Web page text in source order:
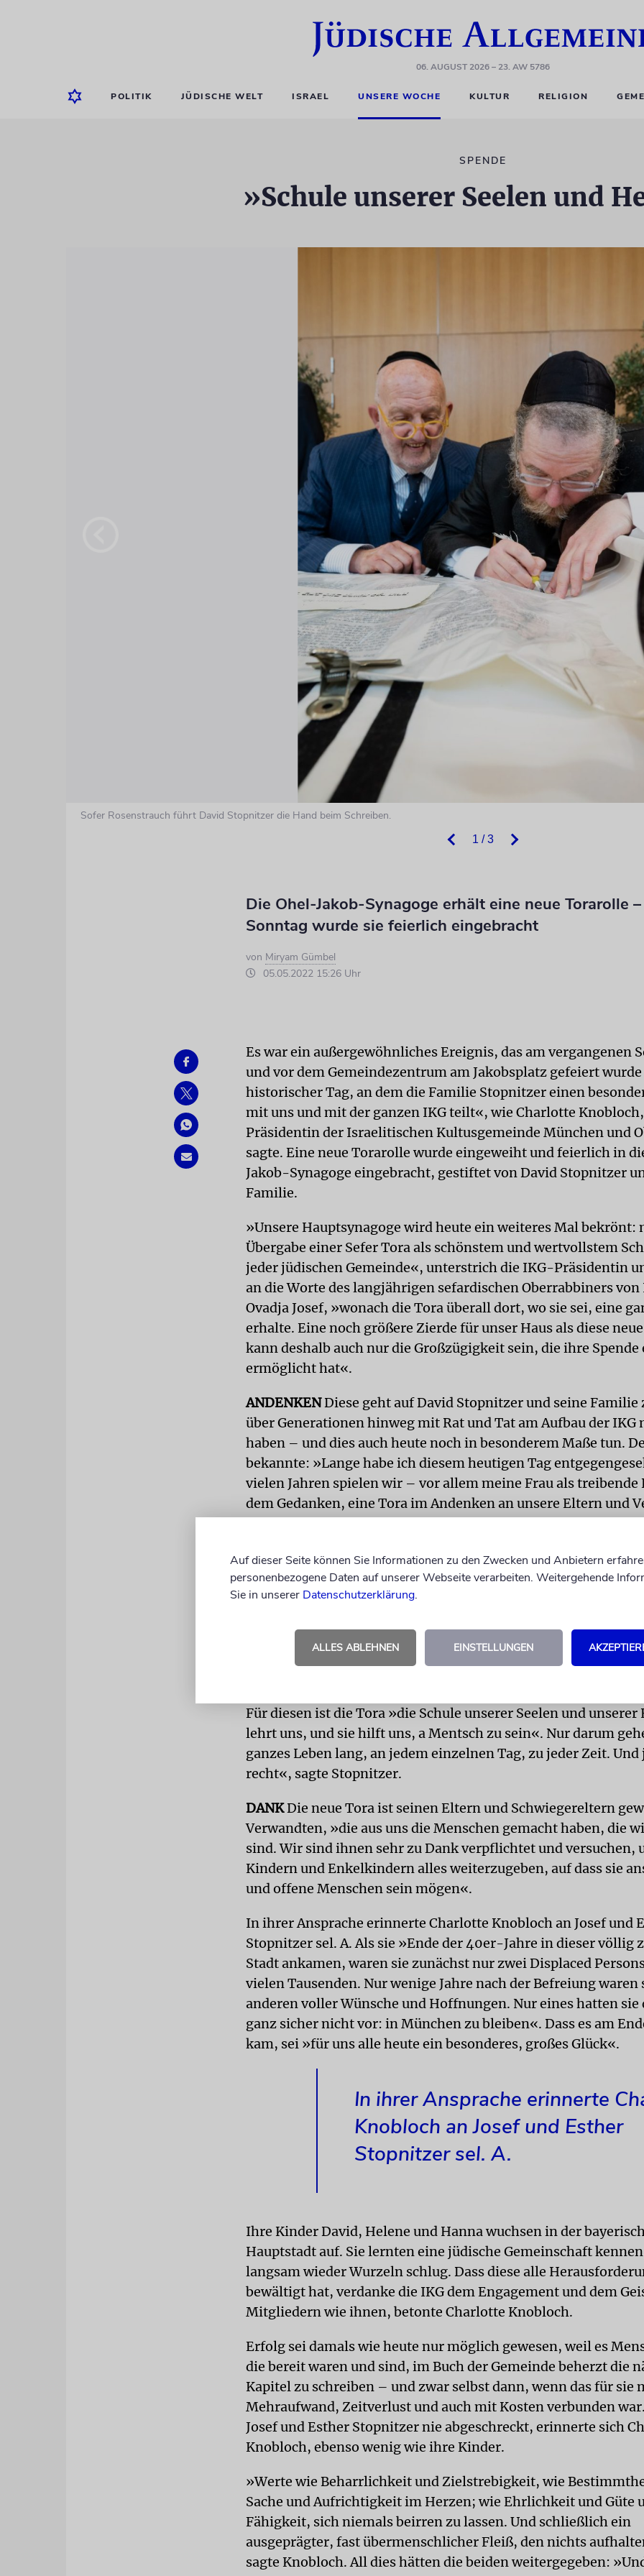
06. AUGUST 2026– 23. AW 5786
POLITIK JÜDISCHE WELT ISRAEL UNSERE WOCHE KULTUR RELIGION
SPENDE
»Schule unserer Seelen und
1 / 3
Sofer Rosenstrauch führt David Stopnitzer die Hand beim Schreiben.
Die Ohel-Jakob-Synagoge erhält eine neue Torarolle
Sonntag wurde sie feierlich eingebracht
von Miryam Gümbel
05.05.2022 15:26 Uhr
Es war ein außergewöhnliches Ereignis, das am vergangenen
und vor dem Gemeindezentrum am Jakobsplatz gefeiert
historischer Tag, an dem die Familie Stopnitzer einen
mit uns und mit der ganzen IKG teilt«, wie Charlotte
Präsidentin der Israelitischen Kultusgemeinde München und
sagte. Eine neue Torarolle wurde eingeweiht und feierlich in
Jakob-Synagoge eingebracht, gestiftet von David Stopnitzer
Familie.
»Unsere Hauptsynagoge wird heute ein weiteres Mal bekrönt:
Übergabe einer Sefer Tora als schönstem und wertvollstem
jeder jüdischen Gemeinde«, unterstrich die IKG-Präsidentin
an die Worte des langjährigen sefardischen Oberrabbiners von
Ovadja Josef, »wonach die Tora überall dort, wo sie sei, eine
erhalte. Eine noch größere Zierde für unser Haus als diese
kann deshalb auch nur die Großzügigkeit sein, die ihre Spende
ermöglicht hat«.
ANDENKENDiese geht auf David Stopnitzer und seine Familie
über Generationen hinweg mit Rat und Tat am Aufbau der
haben – und dies auch heute noch in besonderem Maße tun.
bekannte: »Lange habe ich diesem heutigen Tag
vielen Jahren spielen wir – vor allem meine Frau als
dem Gedanken, eine Tora im Andenken an unsere Eltern und
Taten.
Die Familie hatte die Tora bei dem Sofer Moshe Chanoch
Für diesen ist die Tora »die Schule unserer Seelen und unserer
lehrt uns, und sie hilft uns, a Mentsch zu sein«. Nur darum
ganzes Leben lang, an jedem einzelnen Tag, zu jeder Zeit.
recht«, sagte Stopnitzer.
DANKDie neue Tora ist seinen Eltern und Schwiegereltern
Verwandten, »die aus uns die Menschen gemacht haben, die
sind. Wir sind ihnen sehr zu Dank verpflichtet und versuchen,
Kindern und Enkelkindern alles weiterzugeben, auf dass sie
und offene Menschen sein mögen«.
In ihrer Ansprache erinnerte Charlotte Knobloch an Josef und
Stopnitzer sel. A. Als sie »Ende der 40er-Jahre in dieser völlig
Stadt ankamen, waren sie zunächst nur zwei Displaced
vielen Tausenden. Nur wenige Jahre nach der Befreiung waren
anderen voller Wünsche und Hoffnungen. Nur eines hatten sie
ganz sicher nicht vor: in München zu bleiben«. Dass es am
kam, sei »für uns alle heute ein besonderes, großes Glück«.
In ihrer Ansprache erinnerte
Knobloch an Josef und Esther
Stopnitzer sel. A.
Ihre Kinder David, Helene und Hanna wuchsen in der
Hauptstadt auf. Sie lernten eine jüdische Gemeinschaft
langsam wieder Wurzeln schlug. Dass diese alle
bewältigt hat, verdanke die IKG dem Engagement und dem
Mitgliedern wie ihnen, betonte Charlotte Knobloch.
Erfolg sei damals wie heute nur möglich gewesen, weil es
die bereit waren und sind, im Buch der Gemeinde beherzt die
Kapitel zu schreiben – und zwar selbst dann, wenn das für sie
Mehraufwand, Zeitverlust und auch mit Kosten verbunden
Josef und Esther Stopnitzer nie abgeschreckt, erinnerte sich
Knob­loch, ebenso wenig wie ihre Kinder.
»Werte wie Beharrlichkeit und Zielstrebigkeit, wie
Sache und Aufrichtigkeit im Herzen; wie Ehrlichkeit und Güte
Fähigkeit, sich niemals beirren zu lassen. Und schließlich ein
ausgeprägter, fast übermenschlicher Fleiß, den nichts
sagte Knobloch. All dies hätten die beiden weitergegeben:
Auf dieser Seite können Sie Informationen zu den Zwecken und Anbietern
personenbezogene Daten auf unserer Webseite verarbeiten. Weitergehende
Sie in unserer Datenschutzerklärung.
ALLES ABLEHNEN EINSTELLUNGEN